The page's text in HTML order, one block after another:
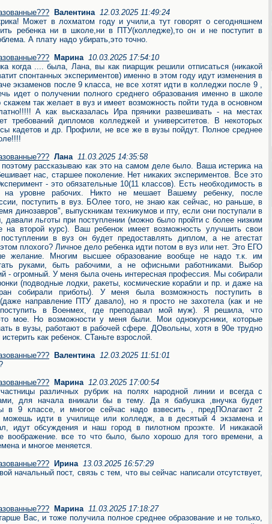
Валентина 12.03.2025 11:49:24
Может в лохматом году и учили,а тут говорят о сегодняшнем
ребенка ни в школе,ни в ПТУ(колледже),то он и не поступит в
А плату надо убирать,это точно.
Марина 10.03.2025 17:54:10
когда .... была, Лана, вы как пиарщик решили отписаться (никакой
спонтанных экспериментов) именно в этом году идут изменения в
экзаменов после 9 класса, не все хотят идти в колледжи после 9 ,
идет о получении полного среднего образования именно в школе
скажем так желает в вуз и имеет возможность пойти туда в основном
А как высказалась Ира пряники развешивать - на местах
требований дипломов колледжей и университетов. В некоторых
кадетов и др. Профили, не все же в вузы пойдут. Полное среднее
Лана 11.03.2025 14:35:58
рассказываю как это на самом деле было. Ваша истерика на
нас, старшее поколение. Нет никаких экспериментов. Все это
- это обязательные 10(11 классов). Есть необходимость в
на уровне рабочих. Никто не мешает Вашему ребенку, после
поступить в вуз. БОлее того, не знаю как сейчас, но раньше, в
динозавров", выпускникам техникумов и пту, если они поступали в
давали льготы при поступлении (можно было пройти с более низким
второй курс). Ваш ребенок имеет возможность улучшить свои
в вуз он будет предоставлять диплом, а не атестат
плохого? Личное дело ребенка идти потом в вуз или нет. Это ЕГО
желание. Многим высшее образование вообще не надо т.к. им
руками, быть рабочими, а не офисными работниками. Выбор
- огромный. У меня была очень интересная профессия. Мы собирали
(подводные лодки, ракеты, космические корабли и пр. и даже на
собирали приботы). У меня была возможность поступить в
направление ПТУ давало), но я просто не захотела (как и не
поступить в Военмех, где преподавал мой муж). Я решила, что
мое. Но возможности у меня были. Мои однокурсники, которые
в вузы, работают в рабочей сфере. ДОвольны, хотя в 90е трудно
как ребенок. СТаньте взрослой.
Валентина 12.03.2025 11:51:01
Марина 12.03.2025 17:00:54
различных рубрик на полях народной линии и всегда с
для начала вникали бы в тему. Да я бабушка ,внучка будет
в 9 классе, и многое сейчас надо взвесить , предПОлагают 2
можешь идти в училище или колледж, а в десятый 4 экзамена и
идут обсуждения и наш город в пилотном проэкте. И никакаой
воображение. все то что было, было хорошо для того времени, а
и многое меняется.
Ирина 13.03.2025 16:57:29
начальный пост, связь с тем, что вы сейчас написали отсутствует,
Марина 11.03.2025 17:18:27
Вас, и тоже получила полное среднее образование и не только,